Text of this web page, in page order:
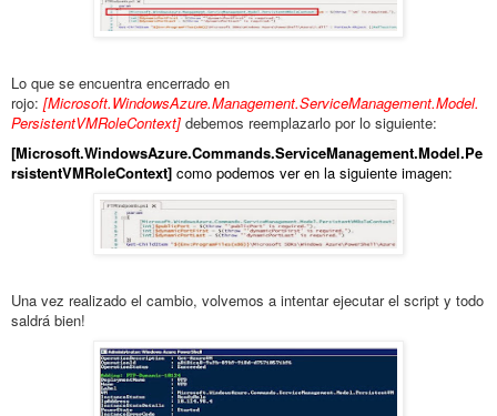
Lo que se encuentra encerrado en
rojo: [Microsoft.WindowsAzure.Management.ServiceManagement.Model.
PersistentVMRoleContext] debemos reemplazarlo por lo siguiente:
[Microsoft.WindowsAzure.Commands.ServiceManagement.Model.Pe
rsistentVMRoleContext] como podemos ver en la siguiente imagen:
Una vez realizado el cambio, volvemos a intentar ejecutar el script y todo
saldrá bien!